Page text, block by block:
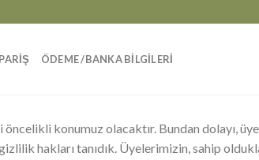
ÖDEME /BANKA BİLGİLERİ
konumuz olacaktır. Bundan dolayı,
hakları tanıdık. Üyelerimizin, sahip